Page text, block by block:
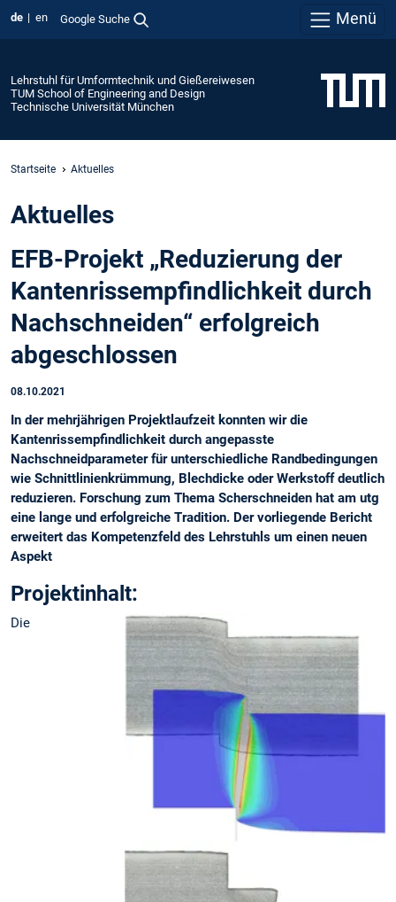
de en Google Suche Menü
Lehrstuhl für Umformtechnik und Gießereiwesen
TUM School of Engineering and Design
Technische Universität München
Startseite Aktuelles
Aktuelles
EFB-Projekt „Reduzierung der
Kantenrissempfindlichkeit durch
Nachschneiden“ erfolgreich
abgeschlossen
08.10.2021
In der mehrjährigen Projektlaufzeit konnten wir die
Kantenrissempfindlichkeit durch angepasste
Nachschneidparameter für unterschiedliche Randbedingungen
wie Schnittlinienkrümmung, Blechdicke oder Werkstoff deutlich
reduzieren. Forschung zum Thema Scherschneiden hat am utg
eine lange und erfolgreiche Tradition. Der vorliegende Bericht
erweitert das Kompetenzfeld des Lehrstuhls um einen neuen
Aspekt
Projektinhalt:
Die